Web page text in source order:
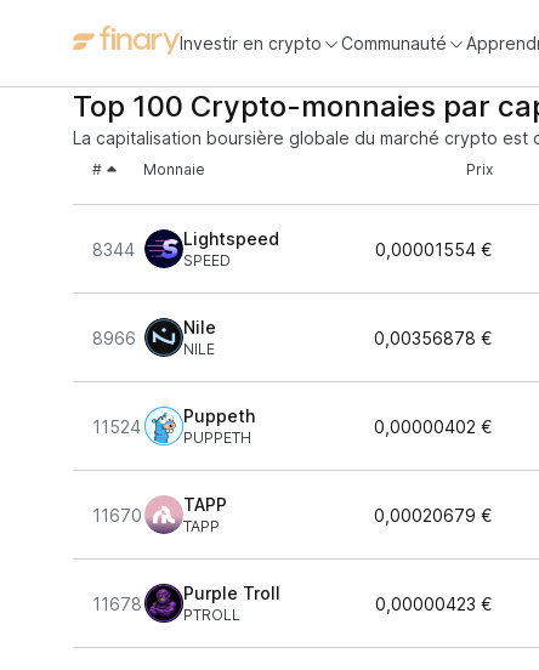
Investir en crypto Communauté
Top 100 Crypto-monnaies par
La capitalisation boursière globale du marché crypto est
# Monnaie Prix
8344
Lightspeed
SPEED
0,00001554 €
8966
Nile
NILE
0,00356878 €
11524
Puppeth
PUPPETH
0,00000402 €
11670
TAPP
TAPP
0,00020679 €
11678
Purple Troll
PTROLL
0,00000423 €